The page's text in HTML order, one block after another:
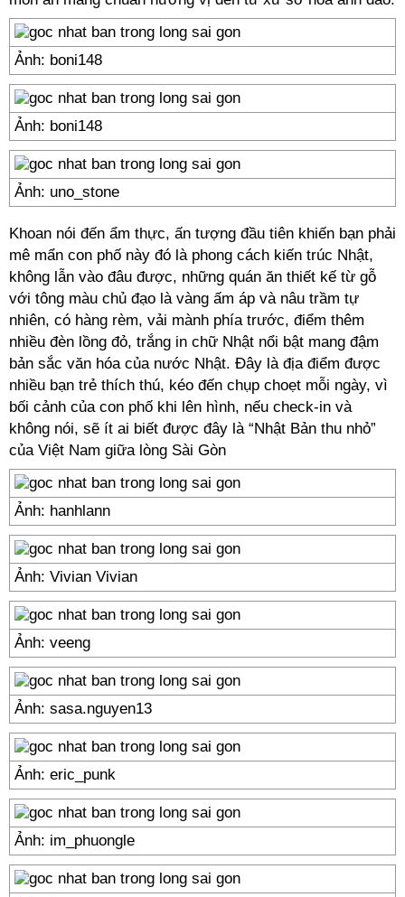
Ảnh: boni148
Ảnh: boni148
Ảnh: uno_stone
Khoan nói đến ẩm thực, ấn tượng đầu tiên khiến bạn phải
mê mẩn con phố này đó là phong cách kiến trúc Nhật,
không lẫn vào đâu được, những quán ăn thiết kế từ gỗ
với tông màu chủ đạo là vàng ấm áp và nâu trầm tự
nhiên, có hàng rèm, vải mành phía trước, điểm thêm
nhiều đèn lồng đỏ, trắng in chữ Nhật nổi bật mang đậm
bản sắc văn hóa của nước Nhật. Đây là địa điểm được
nhiều bạn trẻ thích thú, kéo đến chụp choẹt mỗi ngày, vì
bối cảnh của con phố khi lên hình, nếu check-in và
không nói, sẽ ít ai biết được đây là “Nhật Bản thu nhỏ”
của Việt Nam giữa lòng Sài Gòn
Ảnh: hanhlann
Ảnh: Vivian Vivian
Ảnh: veeng
Ảnh: sasa.nguyen13
Ảnh: eric_punk
Ảnh: im_phuongle